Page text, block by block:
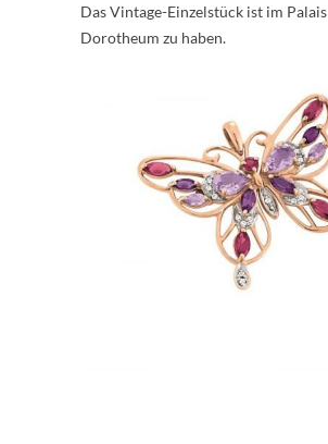
Das Vintage-Einzelstück ist im Palais
Dorotheum zu haben.